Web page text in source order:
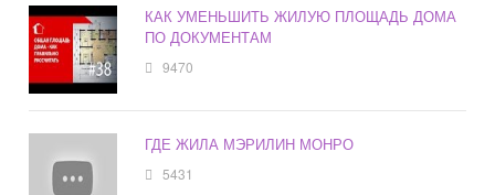
КАК УМЕНЬШИТЬ ЖИЛУЮ ПЛОЩАДЬ ДОМА
ПО ДОКУМЕНТАМ
9470
ГДЕ ЖИЛА МЭРИЛИН МОНРО
5431